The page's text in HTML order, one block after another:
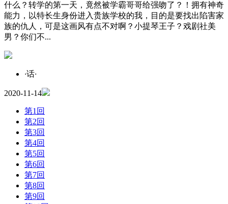
什么？转学的第一天，竟然被学霸哥哥给强吻了？！拥有神奇
能力，以特长生身份进入贵族学校的我，目的是要找出陷害家
族的仇人，可是这画风有点不对啊？小提琴王子？戏剧社美
男？你们不...
·话·
2020-11-14
第1回
第2回
第3回
第4回
第5回
第6回
第7回
第8回
第9回